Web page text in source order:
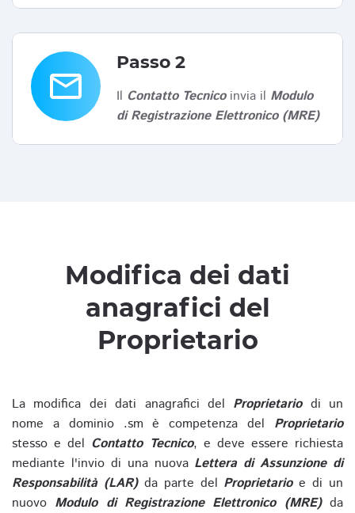
email
Passo 2
Il Contatto Tecnicoinvia il Modulo
di Registrazione Elettronico (MRE)
Modifica dei dati
anagrafici del
Proprietario
La modifica dei dati anagrafici del Proprietariodi un
nome a dominio .sm è competenza del Proprietario
stesso e del Contatto Tecnico, e deve essere richiesta
mediante l'invio di una nuova Lettera di Assunzione di
Responsabilità (LAR)da parte del Proprietarioe di un
nuovo Modulo di Registrazione Elettronico (MRE)da